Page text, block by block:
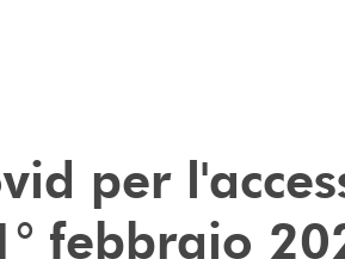
per
febbraio